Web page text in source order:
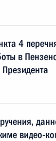
4
в
видео-